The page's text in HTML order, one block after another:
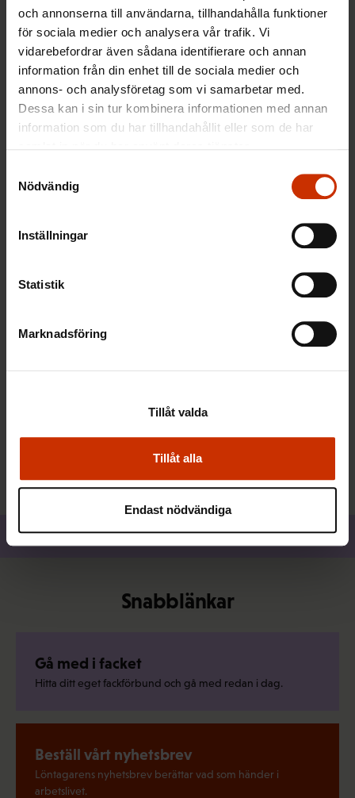
och annonserna till användarna, tillhandahålla funktioner
för sociala medier och analysera vår trafik. Vi
vidarebefordrar även sådana identifierare och annan
information från din enhet till de sociala medier och
annons- och analysföretag som vi samarbetar med.
Dessa kan i sin tur kombinera informationen med annan
information som du har tillhandahållit eller som de har
Nödvändig
Inställningar
Statistik
Marknadsföring
Tillåt alla
Tillåt valda
Endast nödvändiga
Kristiina Linna
Dela
Snabblänkar
Gå med i facket
Hitta ditt eget fackförbund och gå med redan i dag.
Beställ vårt nyhetsbrev
Löntagarens nyhetsbrev berättar vad som händer i
arbetslivet.